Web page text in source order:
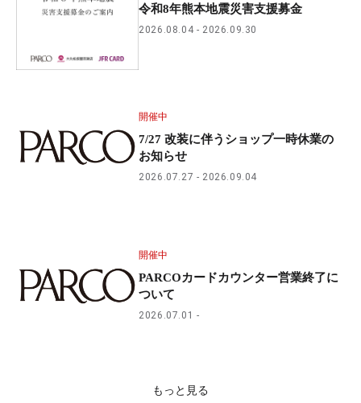
令和8年熊本地震災害支援募金
2026.08.04 2026.09.30
開催中
7/27 改装に伴うショップ一時休業の
お知らせ
2026.07.27 2026.09.04
開催中
PARCOカードカウンター営業終了に
ついて
2026.07.01
もっと見る